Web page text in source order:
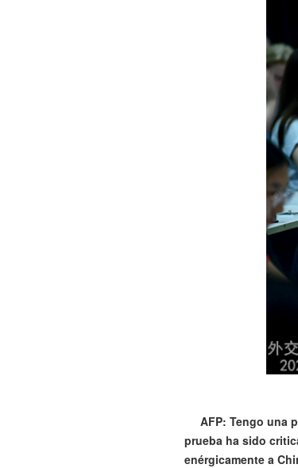
AFP: Tengo una
prueba ha sido
enérgicamente a